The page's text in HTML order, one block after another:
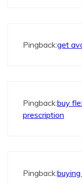
Pingback:get
Pingback:buy
prescription
Pingback: